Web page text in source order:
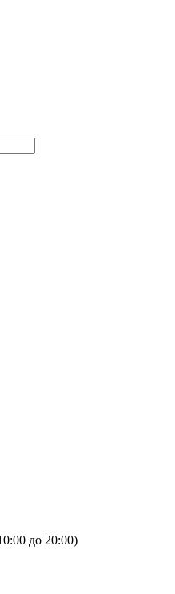
до 20:00)